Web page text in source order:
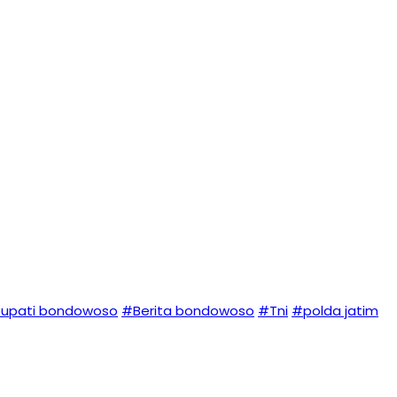
bondowoso #Berita bondowoso #Tni #polda jatim